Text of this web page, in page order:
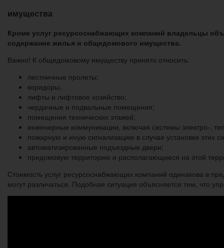
имущества
Кроме услуг ресурсоснабжающих компаний владельцы
содержание жилья и общедомового имущества.
Важно! К общедомовому имуществу принято относить:
лестничные пролеты;
коридоры;
лифты и лифтовое хозяйство;
чердачные и подвальные помещения;
помещения технических этажей;
инженерные коммуникации, включая системы электро-,
пожарную и иную сигнализацию в случае установки этих
автоматизированные подъездные двери;
придомовую территорию и располагающиеся на этой
Стоимость услуг ресурсоснабжающих компаний одинакова в
могут различаться. Подобная ситуация объясняется тем, что